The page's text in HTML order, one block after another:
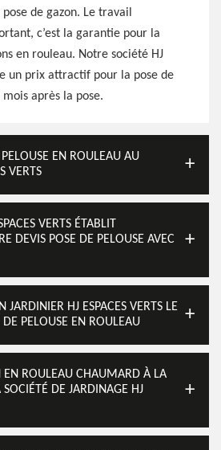
de gazon. Le travail
c’est la garantie pour la
en rouleau. Notre société HJ
un prix attractif pour la pose de
mois après la pose.
EN ROULEAU AU
VERTS
VERTS ÉTABLIT
DEVIS POSE DE PELOUSE AVEC
JARDINIER HJ ESPACES VERTS LE
DE PELOUSE EN ROULEAU
EN ROULEAU CHAUMARD À LA
SOCIÉTÉ DE JARDINAGE HJ